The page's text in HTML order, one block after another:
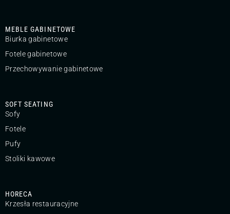
MEBLE GABINETOWE
Biurka gabinetowe
Fotele gabinetowe
Przechowywanie gabinetowe
SOFT SEATING
Sofy
Fotele
Pufy
Stoliki kawowe
HORECA
Krzesła restauracyjne